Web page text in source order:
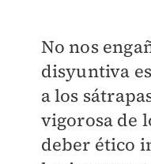
No nos
disyuntiva
a los
vigorosa de
deber ético